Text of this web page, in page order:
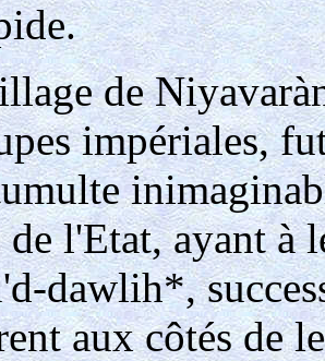
de
impériales,
de l'Etat, ayant
dawlih*,
aux côtés de